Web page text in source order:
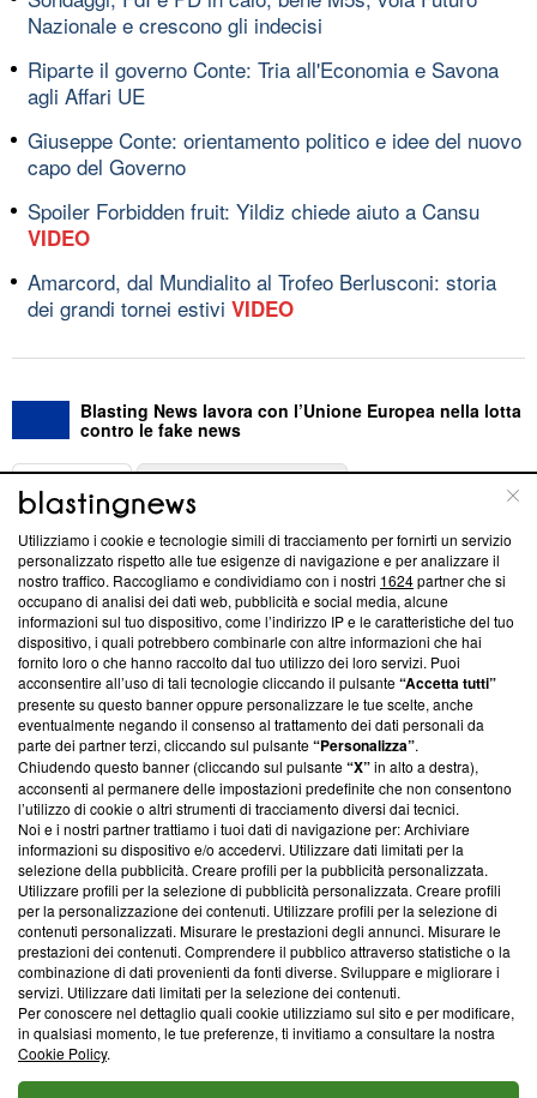
Nazionale e crescono gli indecisi
Riparte il governo Conte: Tria all'Economia e Savona
agli Affari UE
Giuseppe Conte: orientamento politico e idee del nuovo
capo del Governo
Spoiler Forbidden fruit: Yildiz chiede aiuto a Cansu
VIDEO
Amarcord, dal Mundialito al Trofeo Berlusconi: storia
dei grandi tornei estivi VIDEO
Blasting News lavora con l’Unione Europea nella lotta
contro le fake news
ABOUT
Questa sezione offre informazioni trasparenti su Blasting
News, sui nostri processi editoriali e su come ci impegniamo a
creare news di qualità. Inoltre, afferma la nostra aderenza a
‘Trust Project - News with Integrity’Blasting News non è
ancora membro del programma, ma ha richiesto di farne
parte; Trust Project non ha ancora effettuato una verifica di
conformità agli standard.
Su di noi
Team editoriale
Corporate
Redazione
Informativa Privacy
Cookie Policy
Blasting SA, IDI CHE-247.845.224, Via Carlo Frasca, 3 - 6900
Lugano (Svizzera) Tel:+39 0690258937
© 2026 Blasting News
Utilizziamo i cookie e tecnologie simili di tracciamento per fornirti un servizio
personalizzato rispetto alle tue esigenze di navigazione e per analizzare il
nostro traffico. Raccogliamo e condividiamo con i nostri 1624partner che si
occupano di analisi dei dati web, pubblicità e social media, alcune
informazioni sul tuo dispositivo, come l’indirizzo IP e le caratteristiche del tuo
dispositivo, i quali potrebbero combinarle con altre informazioni che hai
fornito loro o che hanno raccolto dal tuo utilizzo dei loro servizi. Puoi
acconsentire all’uso di tali tecnologie cliccando il pulsante“Accetta tutti”
presente su questo banner oppure personalizzare le tue scelte, anche
eventualmente negando il consenso al trattamento dei dati personali da
parte dei partner terzi, cliccando sul pulsante“Personalizza”.
Chiudendo questo banner (cliccando sul pulsante“X”in alto a destra),
acconsenti al permanere delle impostazioni predefinite che non consentono
l’utilizzo di cookie o altri strumenti di tracciamento diversi dai tecnici.
Noi e i nostri partner trattiamo i tuoi dati di navigazione per: Archiviare
informazioni su dispositivo e/o accedervi. Utilizzare dati limitati per la
selezione della pubblicità. Creare profili per la pubblicità personalizzata.
Utilizzare profili per la selezione di pubblicità personalizzata. Creare profili
per la personalizzazione dei contenuti. Utilizzare profili per la selezione di
contenuti personalizzati. Misurare le prestazioni degli annunci. Misurare le
prestazioni dei contenuti. Comprendere il pubblico attraverso statistiche o la
combinazione di dati provenienti da fonti diverse. Sviluppare e migliorare i
servizi. Utilizzare dati limitati per la selezione dei contenuti.
Per conoscere nel dettaglio quali cookie utilizziamo sul sito e per modificare,
in qualsiasi momento, le tue preferenze, ti invitiamo a consultare la nostra
Cookie Policy.